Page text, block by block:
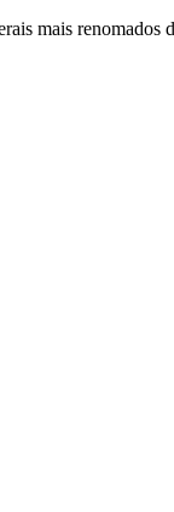
mais renomados